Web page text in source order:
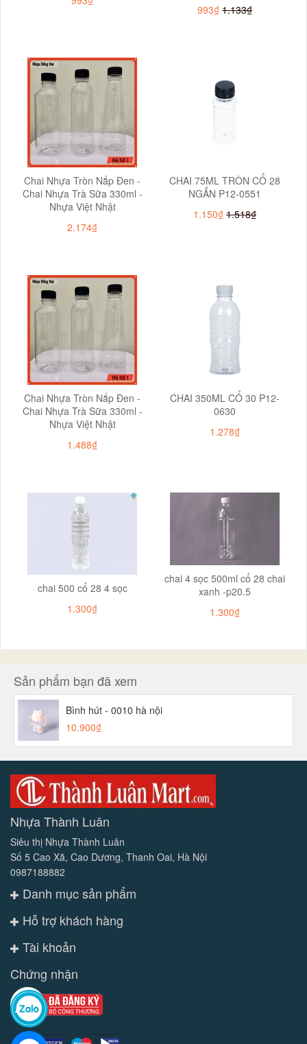
993₫ 1.133₫
Chai Nhựa Tròn Nắp Đen -
Chai Nhựa Trà Sữa 330ml -
Nhựa Việt Nhật
2.174₫
CHAI 75ML TRÒN CỔ 28
NGẮN P12-0551
1.150₫ 1.518₫
Chai Nhựa Tròn Nắp Đen -
Chai Nhựa Trà Sữa 330ml -
Nhựa Việt Nhật
1.488₫
CHAI 350ML CỔ 30 P12-
0630
1.278₫
chai 500 cổ 28 4 sọc
1.300₫
chai 4 sọc 500ml cổ 28 chai
xanh -p20.5
1.300₫
Sản phẩm bạn đã xem
Bình hút - 0010 hà nội
10.900₫
Nhựa Thành Luân
Siêu thị Nhựa Thành Luân
Số 5 Cao Xã, Cao Dương, Thanh Oai, Hà Nội
0987188882
Danh mục sản phẩm
Hỗ trợ khách hàng
Tài khoản
Chứng nhận